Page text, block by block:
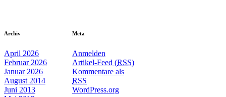
Archiv
April 2026
Februar 2026
Januar 2026
August 2014
Juni 2013
Meta
Anmelden
Artikel-Feed (RSS)
Kommentare als
RSS
WordPress.org